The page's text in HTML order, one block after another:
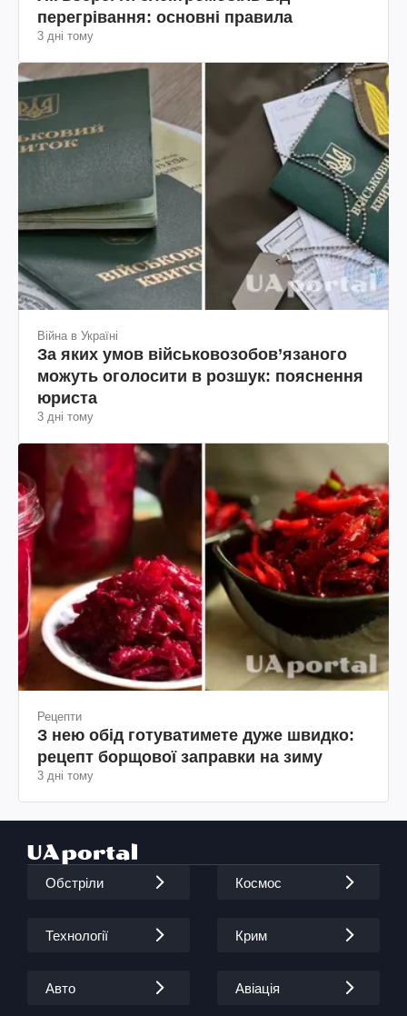
перегрівання: основні правила
3 дні тому
Війна в Україні
За яких умов військовозобов’язаного
можуть оголосити в розшук: пояснення
юриста
3 дні тому
Рецепти
З нею обід готуватимете дуже швидко:
рецепт борщової заправки на зиму
3 дні тому
Обстріли Космос
Технології Крим
Авто Авіація